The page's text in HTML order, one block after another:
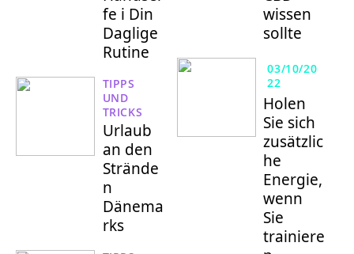
fe i Din
Daglige
Rutine
TIPPS
UND
TRICKS
Urlaub
an den
Strände
n
Dänema
rks
wissen
sollte
03/10/20
22
Holen
Sie sich
zusätzlic
he
Energie,
wenn
Sie
trainiere